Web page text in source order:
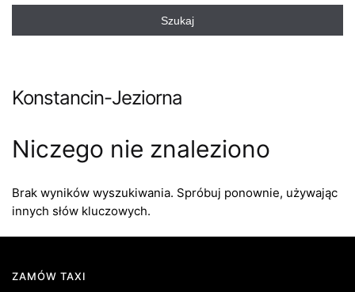
Szukaj
Konstancin-Jeziorna
Niczego nie znaleziono
Brak wyników wyszukiwania. Spróbuj ponownie, używając
innych słów kluczowych.
ZAMÓW TAXI